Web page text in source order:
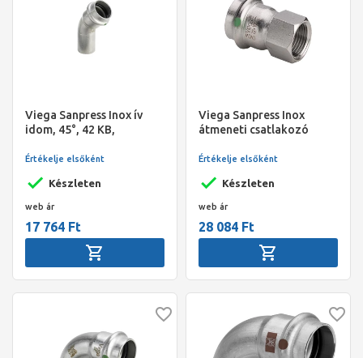
Viega Sanpress Inox ív
idom, 45°, 42 KB,
rm. acél
Készleten
Értékelje elsőként
web ár
17 764 Ft
Viega Sanpress Inox
átmeneti csatlakozó
2" BM, préselhető, SC-
Készleten
Értékelje elsőként
web ár
28 084 Ft